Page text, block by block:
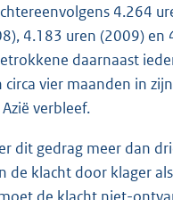
4.264
4.183 uren (2009) en
daarnaast
vier maanden in zijn
verbleef.
dit gedrag meer dan
de klacht door klager